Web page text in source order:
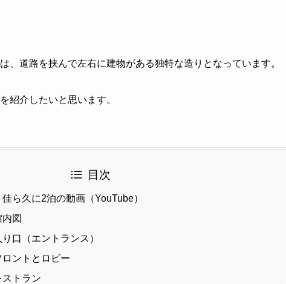
、道路を挟んで左右に建物がある独特な造りとなっています。
紹介したいと思います。
目次
ら久に2泊の動画（YouTube）
図
口（エントランス）
ントとロビー
トラン